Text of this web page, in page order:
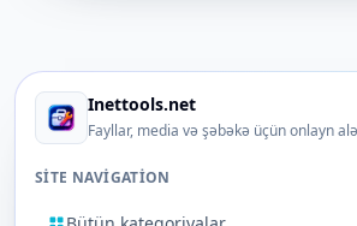
Inettools.net
Fayllar, media və şəbəkə üçün onlayn
SITE NAVIGATION